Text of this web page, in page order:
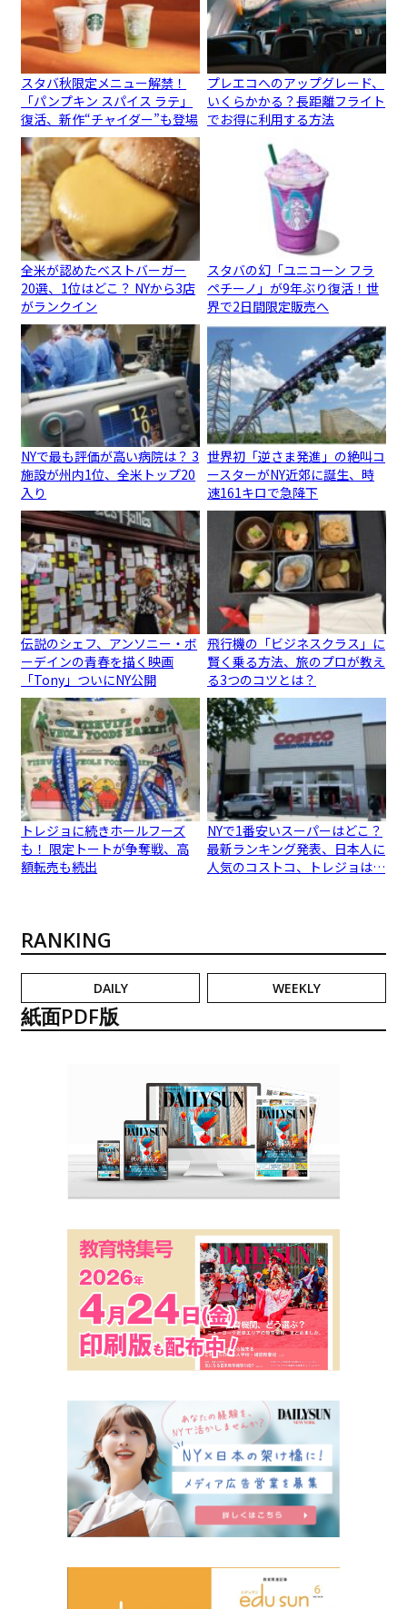
スタバ秋限定メニュー解禁！
「パンプキン スパイス ラテ」
復活、新作“チャイダー”も登場
プレエコへのアップグレード、
いくらかかる？長距離フライト
でお得に利用する方法
全米が認めたベストバーガー
20選、1位はどこ？ NYから3店
がランクイン
スタバの幻「ユニコーン フラ
ペチーノ」が9年ぶり復活！世
界で2日間限定販売へ
NYで最も評価が高い病院は？ 3
施設が州内1位、全米トップ20
入り
世界初「逆さま発進」の絶叫コ
ースターがNY近郊に誕生、時
速161キロで急降下
伝説のシェフ、アンソニー・ボ
ーデインの青春を描く映画
「Tony」ついにNY公開
飛行機の「ビジネスクラス」に
賢く乗る方法、旅のプロが教え
る3つのコツとは？
トレジョに続きホールフーズ
も！ 限定トートが争奪戦、高
額転売も続出
NYで1番安いスーパーはどこ？
最新ランキング発表、日本人に
人気のコストコ、トレジョは…
RANKING
DAILY WEEKLY
紙面PDF版